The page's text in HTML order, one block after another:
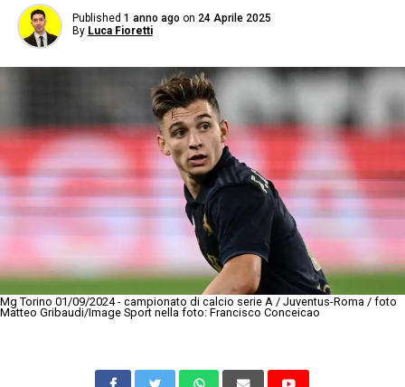
Published 1 anno ago on 24 Aprile 2025
By Luca Fioretti
Mg Torino 01/09/2024 - campionato di calcio serie A / Juventus-Roma / foto
Matteo Gribaudi/Image Sport nella foto: Francisco Conceicao